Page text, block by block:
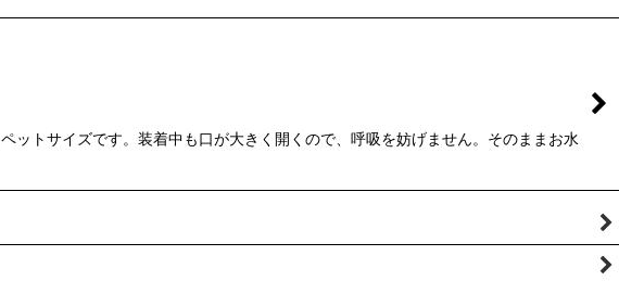
トサイズです。装着中も口が大きく開くので、呼吸を妨げません。そのままお水